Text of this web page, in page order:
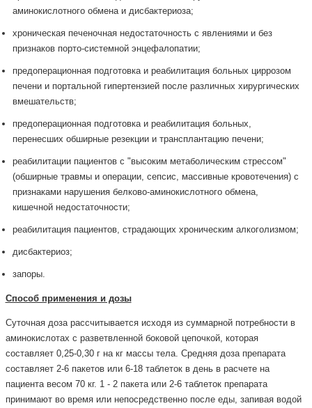
аминокислотного обмена и дисбактериоза;
хроническая печеночная недостаточность с явлениями и без
признаков порто-системной энцефалопатии;
предоперационная подготовка и реабилитация больных циррозом
печени и портальной гипертензией после различных хирургических
вмешательств;
предоперационная подготовка и реабилитация больных,
перенесших обширные резекции и трансплантацию печени;
реабилитации пациентов с "высоким метаболическим стрессом"
(обширные травмы и операции, сепсис, массивные кровотечения) с
признаками нарушения белково-аминокислотного обмена,
кишечной недостаточности;
реабилитация пациентов, страдающих хроническим алкоголизмом;
дисбактериоз;
запоры.
Способ применения и дозы
Суточная доза рассчитывается исходя из суммарной потребности в
аминокислотах с разветвленной боковой цепочкой, которая
составляет 0,25-0,30 г на кг массы тела. Средняя доза препарата
составляет 2-6 пакетов или 6-18 таблеток в день в расчете на
пациента весом 70 кг. 1 - 2 пакета или 2-6 таблеток препарата
принимают во время или непосредственно после еды, запивая водой